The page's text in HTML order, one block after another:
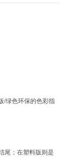
/绿色环保的色彩指
尾；在塑料版则是